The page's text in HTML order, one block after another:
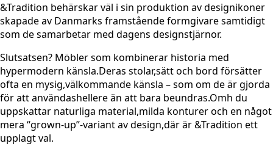
&Tradition behärskar väl i sin produktion av designikoner
skapade av Danmarks framstående formgivare samtidigt
som de samarbetar med dagens designstjärnor.
Slutsatsen? Möbler som kombinerar historia med
hypermodern känsla.Deras stolar,sätt och bord försätter
ofta en mysig,välkommande känsla – som om de är gjorda
för att användashellere än att bara beundras.Omh du
uppskattar naturliga material,milda konturer och en något
mera “grown-up”-variant av design,där är &Tradition ett
upplagt val.